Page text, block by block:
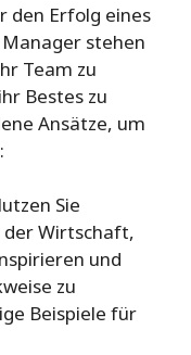
den Erfolg eines
stehen
Team zu
Bestes zu
Ansätze, um
Sie
Wirtschaft,
und
zu
Beispiele für